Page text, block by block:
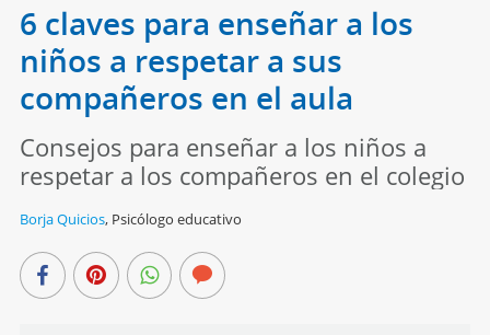
6 claves para enseñar a los
niños a respetar a sus
compañeros en el aula
Consejos para enseñar a los niños a
respetar a los compañeros en el colegio
Borja Quicios, Psicólogo educativo